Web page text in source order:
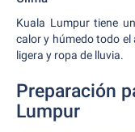
Kuala Lumpur tiene
calor y húmedo todo el
ligera y ropa de lluvia.
Preparación
Lumpur